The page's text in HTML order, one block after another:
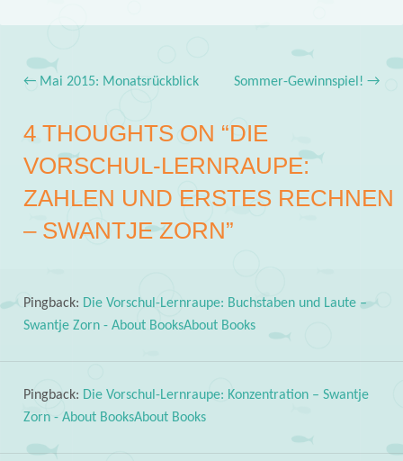
Post navigation
←Mai 2015: Monatsrückblick Sommer-Gewinnspiel!→
4 THOUGHTS ON “DIE
VORSCHUL-LERNRAUPE:
ZAHLEN UND ERSTES RECHNEN
– SWANTJE ZORN”
Pingback: Die Vorschul-Lernraupe: Buchstaben und Laute –
Swantje Zorn - About BooksAbout Books
Pingback: Die Vorschul-Lernraupe: Konzentration – Swantje
Zorn - About BooksAbout Books